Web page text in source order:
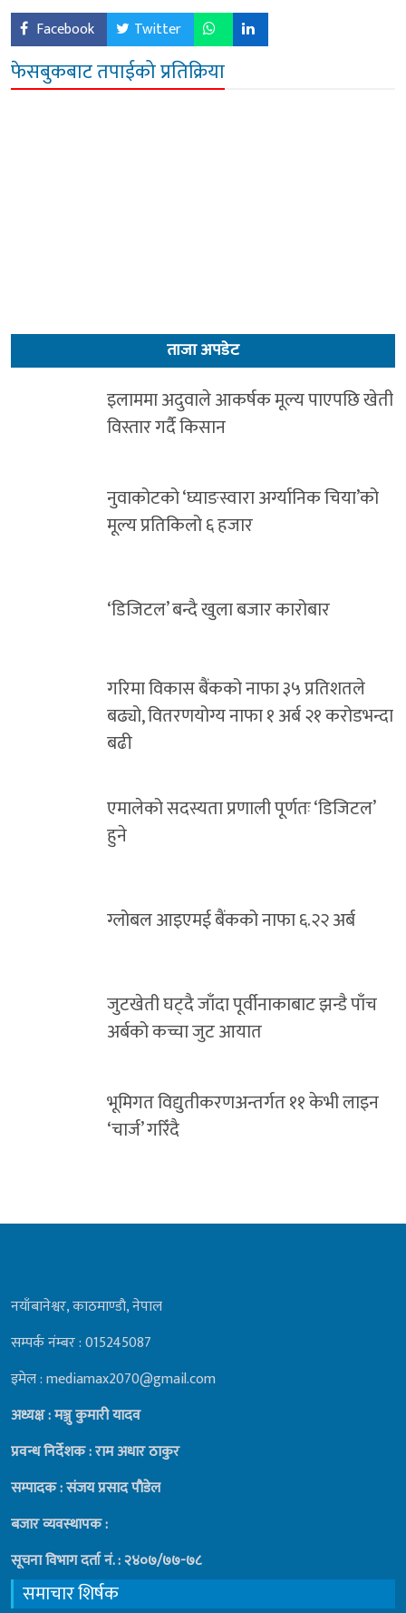
Facebook Twitter
फेसबुकबाट तपाईको प्रतिक्रिया
ताजा अपडेट
इलाममा अदुवाले आकर्षक मूल्य पाएपछि खेती
विस्तार गर्दै किसान
नुवाकोटको ‘घ्याङस्वारा अर्ग्यानिक चिया’को
मूल्य प्रतिकिलो ६ हजार
‘डिजिटल’ बन्दै खुला बजार कारोबार
गरिमा विकास बैंकको नाफा ३५ प्रतिशतले
बढ्यो, वितरणयोग्य नाफा १ अर्ब २१ करोडभन्दा
बढी
एमालेको सदस्यता प्रणाली पूर्णतः ‘डिजिटल’
हुने
ग्लोबल आइएमई बैंकको नाफा ६.२२ अर्ब
जुटखेती घट्दै जाँदा पूर्वीनाकाबाट झन्डै पाँच
अर्बको कच्चा जुट आयात
भूमिगत विद्युतीकरणअन्तर्गत ११ केभी लाइन
‘चार्ज’ गरिँदै
नयाँबानेश्वर, काठमाण्डाै, नेपाल
सम्पर्क नंम्बर : 015245087
इमेल : mediamax2070@gmail.com
अध्यक्ष : मञ्जु कुमारी यादव
प्रवन्ध निर्देशक : राम अधार ठाकुर
सम्पादक : संजय प्रसाद पाैडेल
बजार व्यवस्थापक :
सूचना विभाग दर्ता नं. : २४०७/७७-७८
समाचार शिर्षक